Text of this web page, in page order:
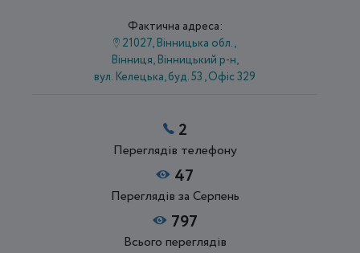
Фактична адреса:
21027, Вінницька обл.,
Вінниця, Вінницький р-н,
вул. Келецька, буд. 53 , Офіс 329
2
Переглядів телефону
47
Переглядів за Серпень
797
Всього переглядів